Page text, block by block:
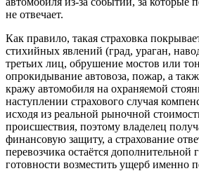
не отвечает.​
Как правило, такая страховка
стихийных явлений (град, ураган,
третьих лиц, обрушение мостов или
опрокидывание автовоза, пожар, а
кражу автомобиля на охраняемой
наступлении страхового случая
исходя из реальной рыночной
происшествия, поэтому владелец
финансовую защиту, а страхование
перевозчика остаётся дополнительной
готовности возместить ущерб именно